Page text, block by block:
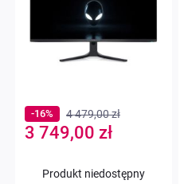
Special
Price
3 749,00 zł
-16% 4 479,00 zł
Produkt niedostępny